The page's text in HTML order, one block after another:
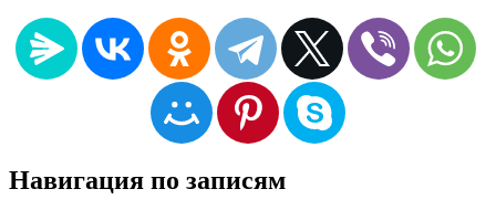
Навигация по записям